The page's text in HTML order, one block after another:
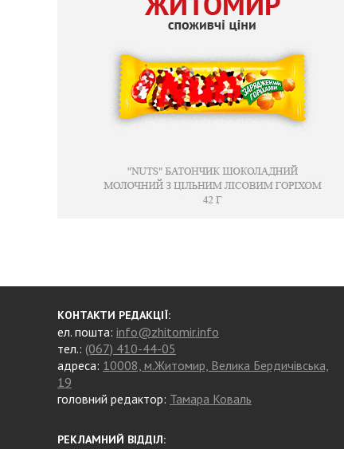
КОНТАКТИ РЕДАКЦІЇ:
ел. пошта: info@zhitomir.info
тел.: (067) 410-44-05
адреса: 10008, м.Житомир, Велика Бердичівська,
19
головний редактор: Тамара Коваль
РЕКЛАМНИЙ ВІДДІЛ: